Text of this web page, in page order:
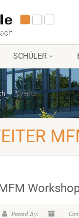
SCHÜLER
Events
Posted By: